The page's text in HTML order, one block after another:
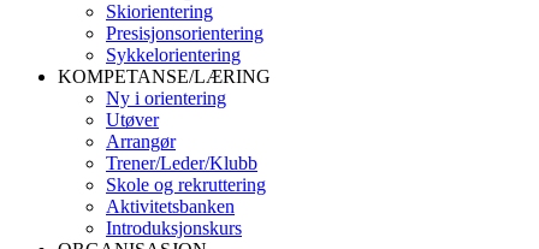
Skiorientering
Presisjonsorientering
Sykkelorientering
KOMPETANSE/LÆRING
Ny i orientering
Utøver
Arrangør
Trener/Leder/Klubb
Skole og rekruttering
Aktivitetsbanken
Introduksjonskurs